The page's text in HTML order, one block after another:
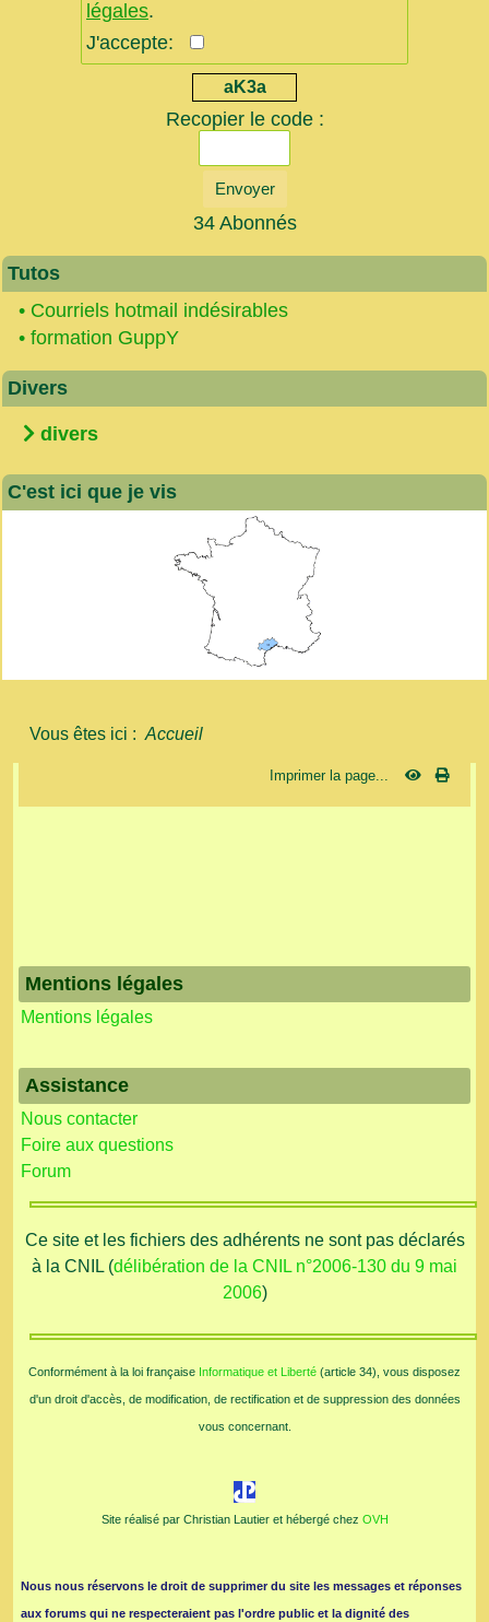
légales.
J'accepte:
aK3a
Recopier le code :
Envoyer
34 Abonnés
Tutos
• Courriels hotmail indésirables
• formation GuppY
Divers
divers
C'est ici que je vis
Vous êtes ici : Accueil
Imprimer la page...
Mentions légales
Mentions légales
Assistance
Nous contacter
Foire aux questions
Forum
Ce site et les fichiers des adhérents ne sont pas déclarés
à la CNIL (délibération de la CNIL n°2006-130 du 9 mai
2006)
Conformément à la loi française Informatique et Liberté (article 34), vous disposez
d'un droit d'accès, de modification, de rectification et de suppression des données
vous concernant.
Site réalisé par Christian Lautier et hébergé chez OVH
Nous nous réservons le droit de supprimer du site les messages et réponses
aux forums qui ne respecteraient pas l'ordre public et la dignité des